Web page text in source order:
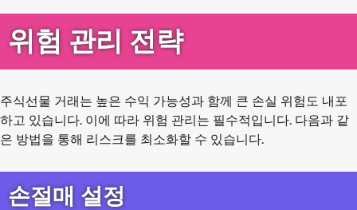
위험 관리 전략
주식선물 거래는 높은 수익 가능성과 함께 큰 손실 위험도 내포
하고 있습니다. 이에 따라 위험 관리는 필수적입니다. 다음과 같
은 방법을 통해 리스크를 최소화할 수 있습니다.
손절매 설정